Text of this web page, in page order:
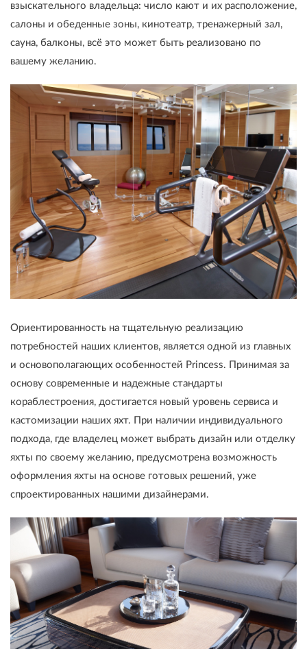
взыскательного владельца: число кают и их расположение,
салоны и обеденные зоны, кинотеатр, тренажерный зал,
сауна, балконы, всё это может быть реализовано по
вашему желанию.
Ориентированность на тщательную реализацию
потребностей наших клиентов, является одной из главных
и основополагающих особенностей Princess. Принимая за
основу современные и надежные стандарты
кораблестроения, достигается новый уровень сервиса и
кастомизации наших яхт. При наличии индивидуального
подхода, где владелец может выбрать дизайн или отделку
яхты по своему желанию, предусмотрена возможность
оформления яхты на основе готовых решений, уже
спроектированных нашими дизайнерами.